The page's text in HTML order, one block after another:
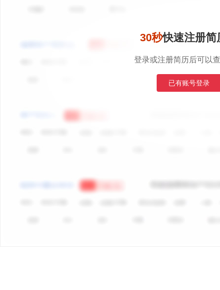
30秒快速注册简
登录或注册简历后可以
已有账号登录